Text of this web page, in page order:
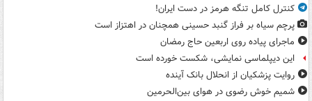
کنترل کامل تنگه هرمز در دست ایران!
پرچم سیاه بر فراز گنبد حسینی همچنان در اهتزاز است
ماجرای پیاده روی اربعین حاج رمضان
این دیپلماسی نمایشی، شکست خورده است
روایت پزشکیان از انحلال بانک آینده
شمیم خوش رضوی در هوای بین‌الحرمین